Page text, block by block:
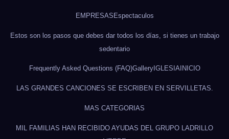
EMPRESAS Espectaculos
Estos son los pasos que debes dar todos los días, si tienes un trabajo
sedentario
Frequently Asked Questions (FAQ)GalleryIGLESIAINICIO
LAS GRANDES CANCIONES SE ESCRIBEN EN SERVILLETAS.
MAS CATEGORIAS
MIL FAMILIAS HAN RECIBIDO AYUDAS DEL GRUPO LADRILLO